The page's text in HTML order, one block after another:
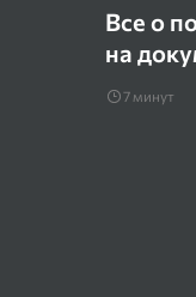
Все о
на
7 минут